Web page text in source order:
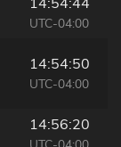
UTC-04:00
14:54:50
UTC-04:00
14:56:20
UTC-04:00